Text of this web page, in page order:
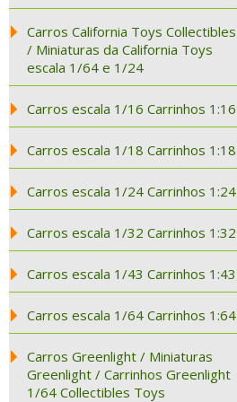
Carros California Toys Collectibles
/ Miniaturas da California Toys
escala 1/64 e 1/24
Carros escala 1/16 Carrinhos 1:16
Carros escala 1/18 Carrinhos 1:18
Carros escala 1/24 Carrinhos 1:24
Carros escala 1/32 Carrinhos 1:32
Carros escala 1/43 Carrinhos 1:43
Carros escala 1/64 Carrinhos 1:64
Carros Greenlight / Miniaturas
Greenlight / Carrinhos Greenlight
1/64 Collectibles Toys